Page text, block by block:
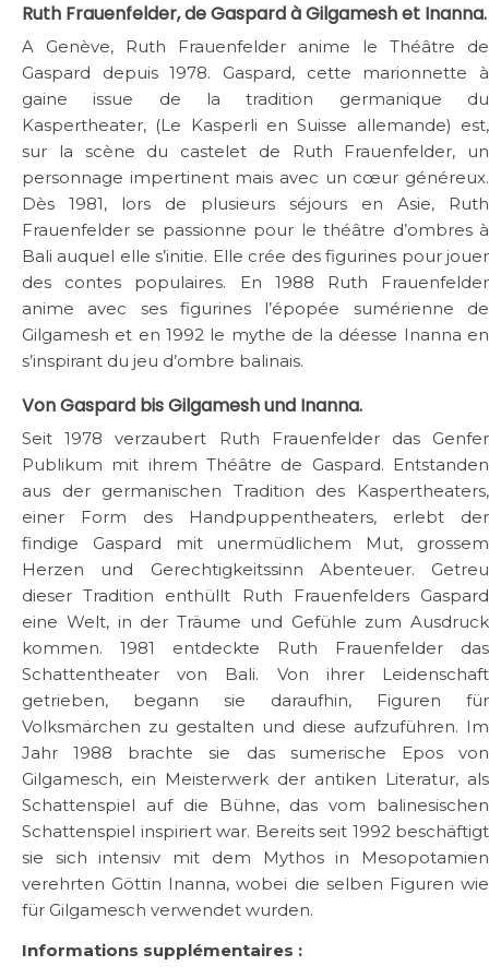
Ruth Frauenfelder, de Gaspard à Gilgamesh et Inanna.
A Genève, Ruth Frauenfelder anime le Théâtre de
Gaspard depuis 1978. Gaspard, cette marionnette à
gaine issue de la tradition germanique du
Kaspertheater, (Le Kasperli en Suisse allemande) est,
sur la scène du castelet de Ruth Frauenfelder, un
personnage impertinent mais avec un cœur généreux.
Dès 1981, lors de plusieurs séjours en Asie, Ruth
Frauenfelder se passionne pour le théâtre d’ombres à
Bali auquel elle s’initie. Elle crée des figurines pour jouer
des contes populaires. En 1988 Ruth Frauenfelder
anime avec ses figurines l’épopée sumérienne de
Gilgamesh et en 1992 le mythe de la déesse Inanna en
s’inspirant du jeu d’ombre balinais.
Von Gaspard bis Gilgamesh und Inanna.
Seit 1978 verzaubert Ruth Frauenfelder das Genfer
Publikum mit ihrem Théâtre de Gaspard. Entstanden
aus der germanischen Tradition des Kaspertheaters,
einer Form des Handpuppentheaters, erlebt der
findige Gaspard mit unermüdlichem Mut, grossem
Herzen und Gerechtigkeitssinn Abenteuer. Getreu
dieser Tradition enthüllt Ruth Frauenfelders Gaspard
eine Welt, in der Träume und Gefühle zum Ausdruck
kommen. 1981 entdeckte Ruth Frauenfelder das
Schattentheater von Bali. Von ihrer Leidenschaft
getrieben, begann sie daraufhin, Figuren für
Volksmärchen zu gestalten und diese aufzuführen. Im
Jahr 1988 brachte sie das sumerische Epos von
Gilgamesch, ein Meisterwerk der antiken Literatur, als
Schattenspiel auf die Bühne, das vom balinesischen
Schattenspiel inspiriert war. Bereits seit 1992 beschäftigt
sie sich intensiv mit dem Mythos in Mesopotamien
verehrten Göttin Inanna, wobei die selben Figuren wie
für Gilgamesch verwendet wurden.
Informations supplémentaires :